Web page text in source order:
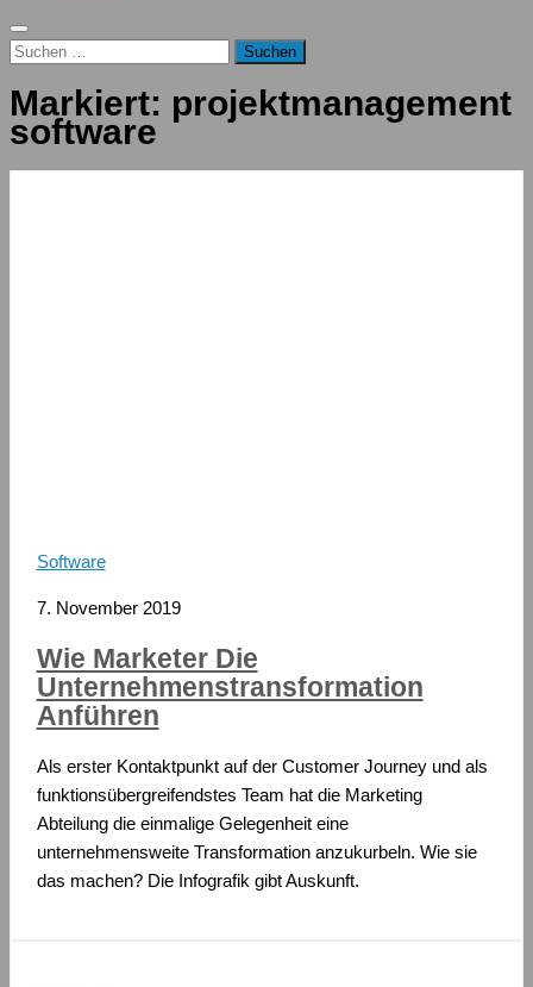
Suchen
Markiert: projektmanagement
software
Software
7. November 2019
Wie Marketer Die
Unternehmenstransformation
Anführen
Als erster Kontaktpunkt auf der Customer Journey und als
funktionsübergreifendstes Team hat die Marketing
Abteilung die einmalige Gelegenheit eine
unternehmensweite Transformation anzukurbeln. Wie sie
das machen? Die Infografik gibt Auskunft.